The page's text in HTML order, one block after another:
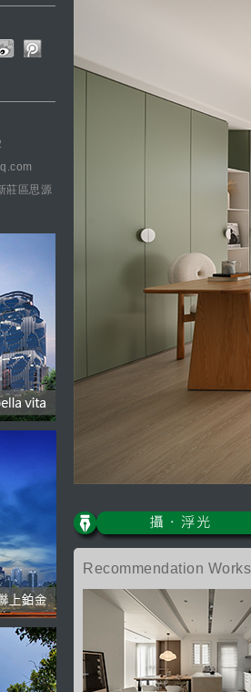
莊區思源
Recommendation Works